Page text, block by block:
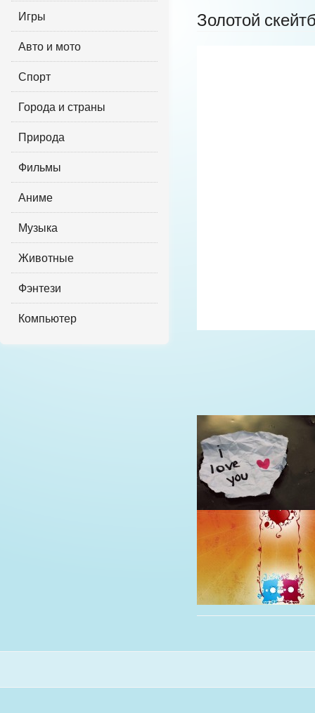
Игры
Авто и мото
Спорт
Города и страны
Природа
Фильмы
Аниме
Музыка
Животные
Фэнтези
Компьютер
Золотой